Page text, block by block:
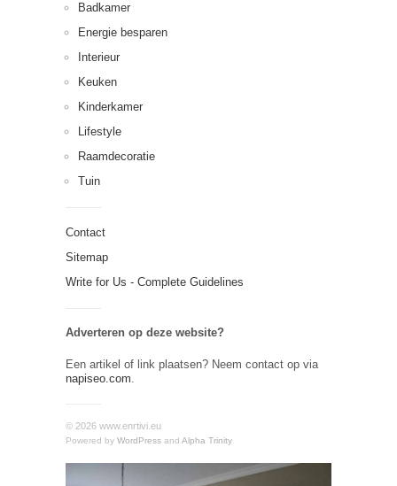
Badkamer
Energie besparen
Interieur
Keuken
Kinderkamer
Lifestyle
Raamdecoratie
Tuin
Contact
Sitemap
Write for Us - Complete Guidelines
Adverteren op deze website?
Een artikel of link plaatsen? Neem contact op via
napiseo.com.
© 2026 www.enrtivi.eu
Powered by WordPress and Alpha Trinity